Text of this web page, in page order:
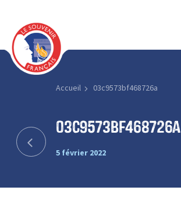
Accueil 03c9573bf468726a
03c9573bf468726a
5 février 2022